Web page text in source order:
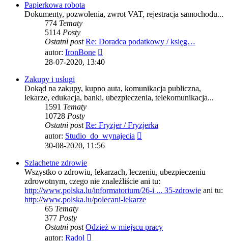
Papierkowa robota
Dokumenty, pozwolenia, zwrot VAT, rejestracja samochodu...
774 Tematy
5114 Posty
Ostatni post Re: Doradca podatkowy / księg…
autor: IronBone
najnowszy
28-07-2020, 13:40
Zakupy i usługi
Dokąd na zakupy, kupno auta, komunikacja publiczna,
lekarze, edukacja, banki, ubezpieczenia, telekomunikacja...
1591 Tematy
10728 Posty
Ostatni post Re: Fryzjer / Fryzjerka
autor: Studio_do_wynajecia
30-08-2020, 11:56
Szlachetne zdrowie
Wszystko o zdrowiu, lekarzach, leczeniu, ubezpieczeniu
zdrowotnym, czego nie znaleźliście ani tu:
http://www.polska.lu/informatorium/26-i ... 35-zdrowie ani tu:
http://www.polska.lu/polecani-lekarze
65 Tematy
377 Posty
Ostatni post Odzież w miejscu pracy
autor: Radol